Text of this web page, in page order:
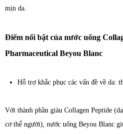
mịn da.
Điểm nổi bật của nước uống
Pharmaceutical Beyou Blanc
Hỗ trợ khắc phục các vấn đề về da:
Với thành phần giàu Collagen Peptide
cơ thể người), nước uống Beyou Blanc